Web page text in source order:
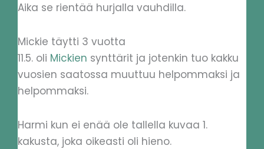
Aika se rientää hurjalla vauhdilla.
Mickie täytti 3 vuotta
11.5. oli Mickien synttärit ja jotenkin tuo kakku
vuosien saatossa muuttuu helpommaksi ja
helpommaksi.
Harmi kun ei enää ole tallella kuvaa 1.
kakusta, joka oikeasti oli hieno.